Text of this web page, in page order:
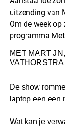
uitzending van
Om de week op
programma
MET
De show
laptop een een
Wat kan je